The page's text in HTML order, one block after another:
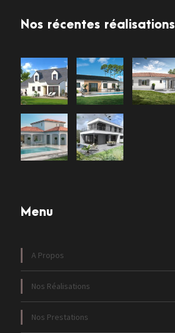
Nos récentes réalisations
Menu
A Propos
Nos Réalisations
Nos Prestations